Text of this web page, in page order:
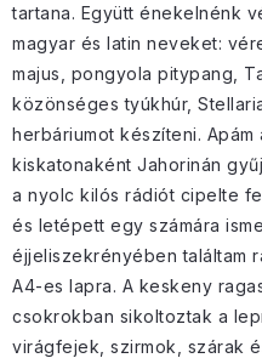
tartana. Együtt énekelnénk
magyar és latin neveket:
majus, pongyola pitypang,
közönséges tyúkhúr,
herbáriumot készíteni. Apám
kiskatonaként Jahorinán
a nyolc kilós rádiót cipelte
és letépett egy számára
éjjeliszekrényében találtam
A4-es lapra. A keskeny
csokrokban sikoltoztak a
virágfejek, szirmok, szárak